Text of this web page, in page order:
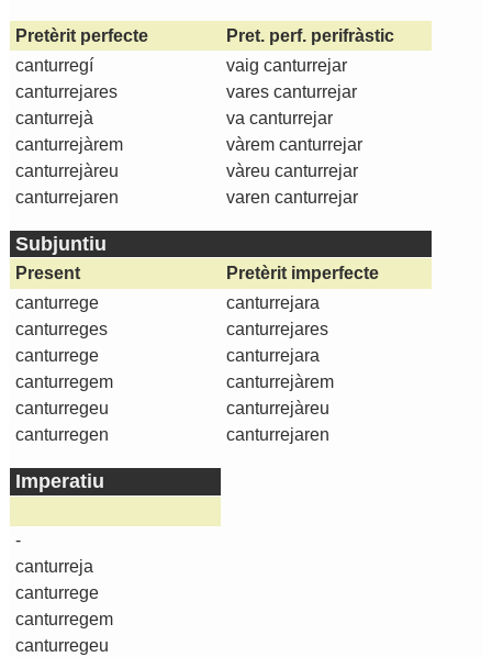
Pretèrit perfecte
canturregí
canturrejares
canturrejà
canturrejàrem
canturrejàreu
canturrejaren
Pret. perf. perifràstic
vaig canturrejar
vares canturrejar
va canturrejar
vàrem canturrejar
vàreu canturrejar
varen canturrejar
Subjuntiu
Present
canturrege
canturreges
canturrege
canturregem
canturregeu
canturregen
Pretèrit imperfecte
canturrejara
canturrejares
canturrejara
canturrejàrem
canturrejàreu
canturrejaren
Imperatiu
-
canturreja
canturrege
canturregem
canturregeu